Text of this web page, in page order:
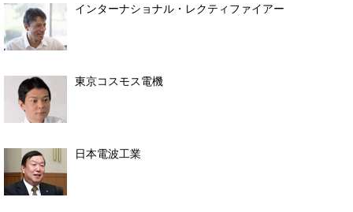
インターナショナル・レクティファイアー
東京コスモス電機
日本電波工業